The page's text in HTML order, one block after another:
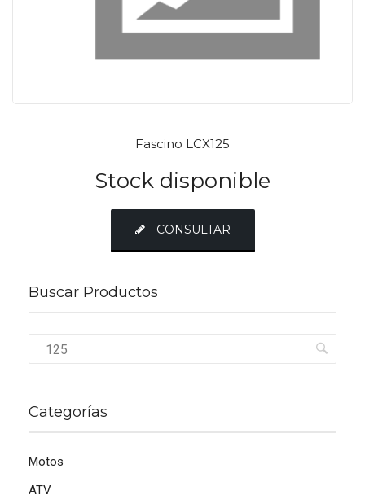
Fascino LCX125
Stock disponible
CONSULTAR
Buscar Productos
Categorías
Motos
ATV